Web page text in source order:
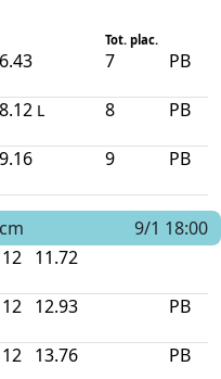
Tot. plac.
7 PB
L 8 PB
9 PB
9/1 18:00
12 11.72
12 12.93 PB
12 13.76 PB